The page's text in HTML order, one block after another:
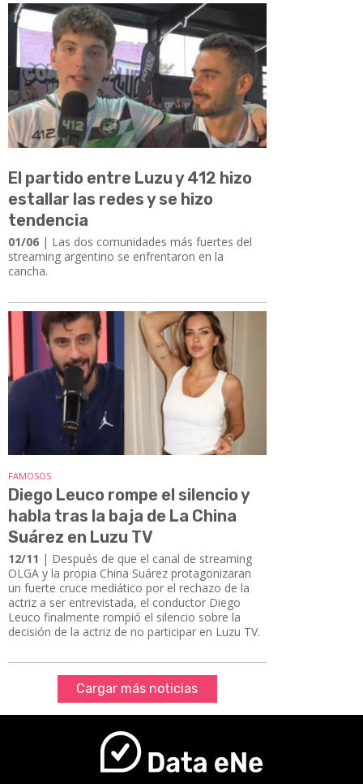
El partido entre Luzu y 412 hizo
estallar las redes y se hizo
tendencia
01/06 | ​​​​​​​Las dos comunidades más fuertes del
streaming argentino se enfrentaron en la
cancha.
FAMOSOS
Diego Leuco rompe el silencio y
habla tras la baja de La China
Suárez en Luzu TV
12/11 | Después de que el canal de streaming
OLGA y la propia China Suárez protagonizaran
un fuerte cruce mediático por el rechazo de la
actriz a ser entrevistada, el conductor Diego
Leuco finalmente rompió el silencio sobre la
decisión de la actriz de no participar en Luzu TV.
Cargar más noticias